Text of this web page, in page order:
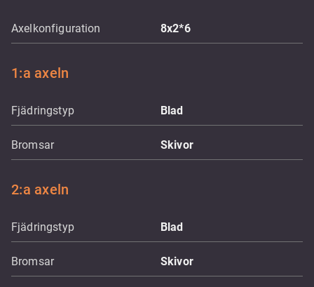
Axelkonfiguration 8x2*6
1:a axeln
Fjädringstyp Blad
Bromsar Skivor
2:a axeln
Fjädringstyp Blad
Bromsar Skivor